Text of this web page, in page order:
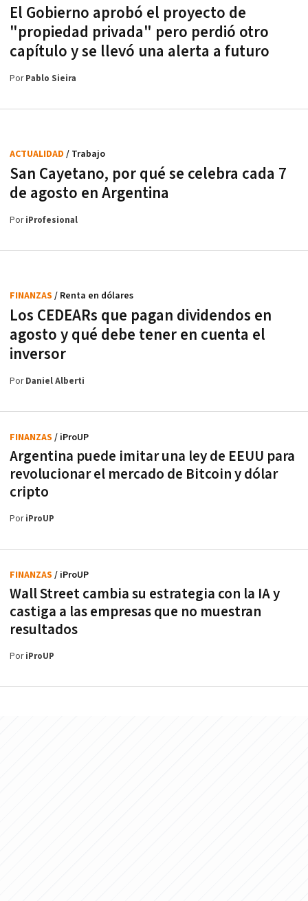
El Gobierno aprobó el proyecto de
"propiedad privada" pero perdió otro
capítulo y se llevó una alerta a futuro
PorPablo Sieira
San Cayetano, por qué se celebra cada 7
de agosto en Argentina
ACTUALIDAD / Trabajo
PoriProfesional
Los CEDEARs que pagan dividendos en
agosto y qué debe tener en cuenta el
inversor
FINANZAS / Renta en dólares
PorDaniel Alberti
Argentina puede imitar una ley de EEUU para
revolucionar el mercado de Bitcoin y dólar
cripto
FINANZAS / iProUP
PoriProUP
Wall Street cambia su estrategia con la IA y
castiga a las empresas que no muestran
resultados
FINANZAS / iProUP
PoriProUP